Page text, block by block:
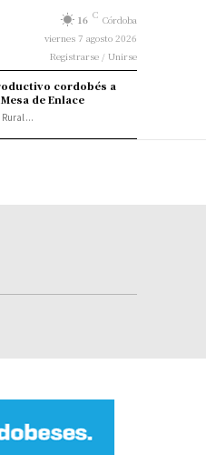
16 C Córdoba
viernes 7 agosto 2026
Registrarse / Unirse
cordobés a
de Enlace